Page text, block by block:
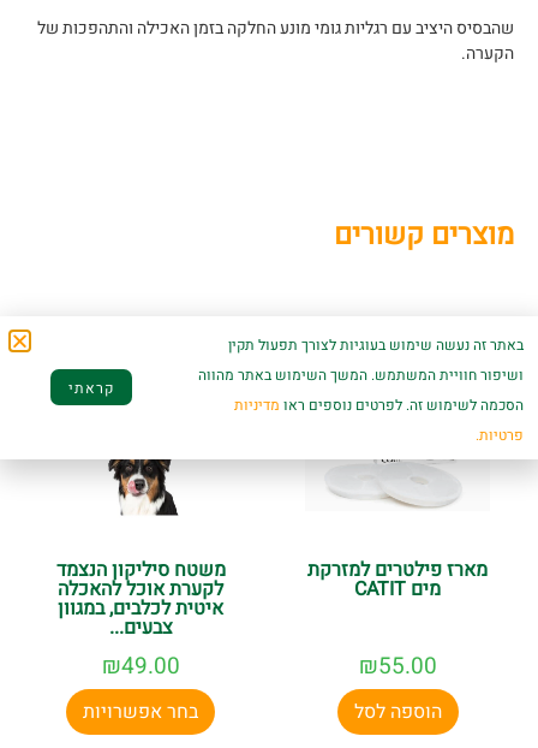
שהבסיס היציב עם רגליות גומי מונע החלקה בזמן האכילה והתהפכות של
הקערה.
מוצרים קשורים
מארז פילטרים למזרקת
מים CATIT
₪55.00
הוספה לסל
משטח סיליקון הנצמד
לקערת אוכל להאכלה
איטית לכלבים, במגוון
צבעים...
₪49.00
בחר אפשרויות
באתר זה נעשה שימוש בעוגיות לצורך תפעול תקין
ושיפור חוויית המשתמש. המשך השימוש באתר מהווה
הסכמה לשימוש זה. לפרטים נוספים ראו מדיניות
פרטיות.
קראתי